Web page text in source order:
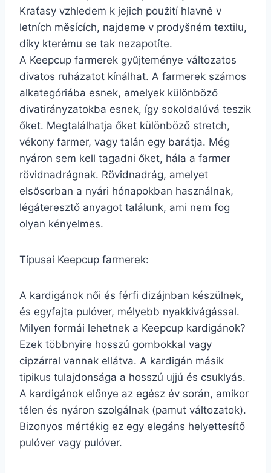
Kraťasy vzhledem k jejich použití hlavně v
letních měsících, najdeme v prodyšném textilu,
díky kterému se tak nezapotíte.
A Keepcup farmerek gyűjteménye változatos
divatos ruházatot kínálhat. A farmerek számos
alkategóriába esnek, amelyek különböző
divatirányzatokba esnek, így sokoldalúvá teszik
őket. Megtalálhatja őket különböző stretch,
vékony farmer, vagy talán egy barátja. Még
nyáron sem kell tagadni őket, hála a farmer
rövidnadrágnak. Rövidnadrág, amelyet
elsősorban a nyári hónapokban használnak,
légáteresztő anyagot találunk, ami nem fog
olyan kényelmes.
Típusai Keepcup farmerek:
A kardigánok női és férfi dizájnban készülnek,
és egyfajta pulóver, mélyebb nyakkivágással.
Milyen formái lehetnek a Keepcup kardigánok?
Ezek többnyire hosszú gombokkal vagy
cipzárral vannak ellátva. A kardigán másik
tipikus tulajdonsága a hosszú ujjú és csuklyás.
A kardigánok előnye az egész év során, amikor
télen és nyáron szolgálnak (pamut változatok).
Bizonyos mértékig ez egy elegáns helyettesítő
pulóver vagy pulóver.